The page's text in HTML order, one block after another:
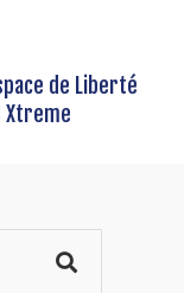
de Liberté
Xtreme